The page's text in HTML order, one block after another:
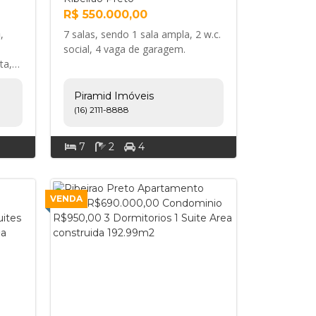
a
R$ 550.000,00
7 salas, sendo 1 sala ampla, 2 w.c.
social, 4 vaga de garagem.
Piramid Imóveis
(16) 2111-8888
7 2 4
VENDA